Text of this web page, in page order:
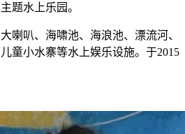
题水上乐园。
喇叭、海啸池、海浪池、漂流河、
童小水寨等水上娱乐设施。于2015